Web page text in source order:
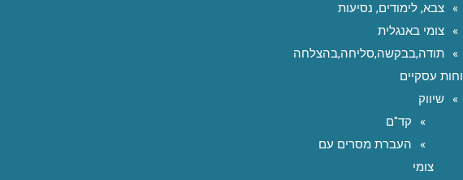
צבא, לימודים, נסיעות
צומי באנגלית
תודה,בבקשה,סליחה,בהצלחה
עסקיים
שיווק
קד"ם
העברת מסרים עם
צומי